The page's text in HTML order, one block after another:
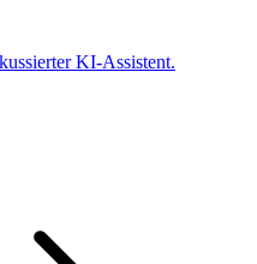
KI-Assistent.